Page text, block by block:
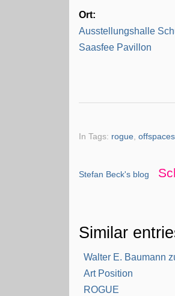
Ort:
Ausstellungshalle
Saasfee Pavillon
In Tags: rogue ,offspaces
Stefan Beck's blog
Similar
Walter E. Baumann
Art Position
ROGUE